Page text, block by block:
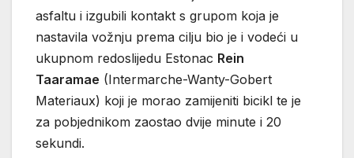
asfaltu i izgubili kontakt s grupom koja je
nastavila vožnju prema cilju bio je i vodeći u
ukupnom redoslijedu Estonac Rein
Taaramae (Intermarche-Wanty-Gobert
Materiaux) koji je morao zamijeniti bicikl te je
za pobjednikom zaostao dvije minute i 20
sekundi.